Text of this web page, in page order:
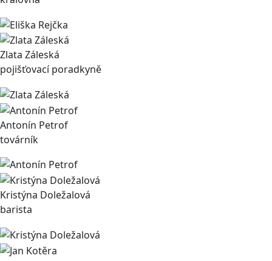
Zlata Záleská
pojišťovací poradkyně
Antonín Petrof
továrník
Kristýna Doležalová
barista